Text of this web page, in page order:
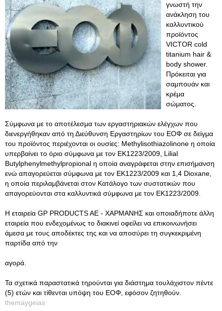
γνωστή την
ανάκληση του
καλλυντικού
προϊόντος
VICTOR cold
titanium hair &
body shower.
Πρόκειται για
σαμπουάν και
κρέμα
σώματος.
Σύμφωνα με το αποτέλεσμα των εργαστηριακών ελέγχων που
διενεργήθηκαν από τη Διεύθυνση Εργαστηρίων του ΕΟΦ σε δείγμα
του προϊόντος περιέχονται οι ουσίες: Methylisothiazolinone η οποία
υπερβαίνει το όριο σύμφωνα με τον ΕΚ1223/2009, Lilial
Butylphenylmethylpropional η οποία αναγράφεται στην επισήμανση
ενώ απαγορεύεται σύμφωνα με τον ΕΚ1223/2009 και 1,4 Dioxane,
η οποία περιλαμβάνεται στον Κατάλογο των συστατικών που
απαγορεύονται στα καλλυντικά σύμφωνα με τον ΕΚ1223/2009.
Η εταιρεία GP PRODUCTS AE - ΧΑΡΜΑΝΗΣ και οποιαδήποτε άλλη
εταιρεία που ενδεχομένως το διακινεί οφείλει να επικοινωνήσει
άμεσα με τους αποδέκτες της και να αποσύρει τη συγκεκριμένη
παρτίδα από την
αγορά.
Τα σχετικά παραστατικά τηρούνται για διάστημα τουλάχιστον πέντε
(5) ετών και τίθενται υπόψη του ΕΟΦ, εφόσον ζητηθούν.
themaygeias